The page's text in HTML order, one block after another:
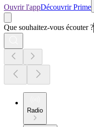
Ouvrir l'appDécouvrir Prime
Que souhaitez-vous écouter ?
Radio